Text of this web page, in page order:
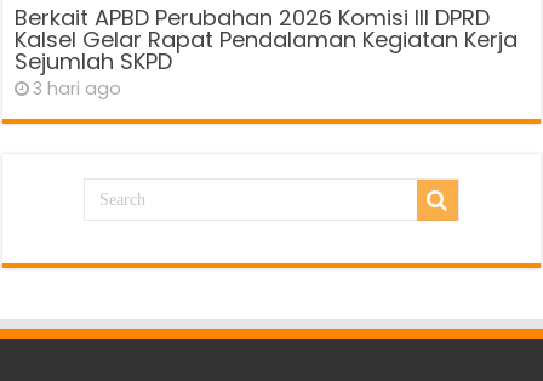
Berkait APBD Perubahan 2026 Komisi III DPRD
Kalsel Gelar Rapat Pendalaman Kegiatan Kerja
Sejumlah SKPD
3 hari ago